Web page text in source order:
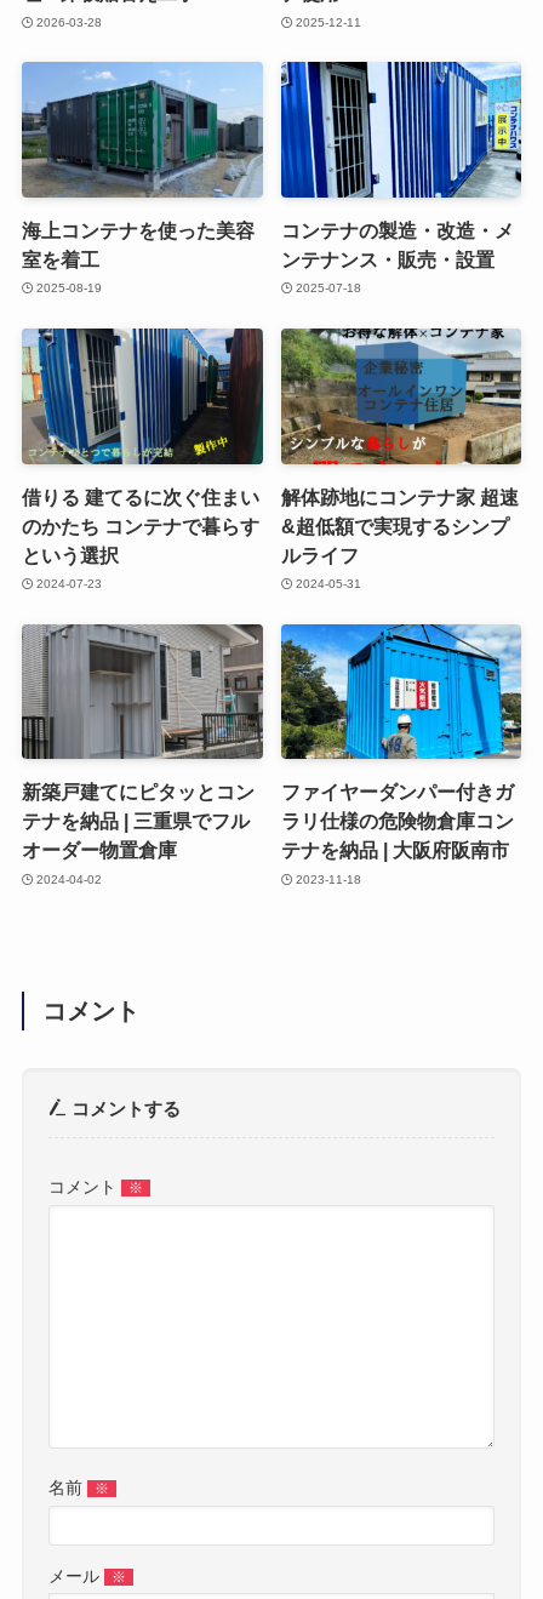
2026-03-28 2025-12-11
海上コンテナを使った美容
室を着工
2025-08-19
コンテナの製造・改造・メ
ンテナンス・販売・設置
2025-07-18
借りる 建てるに次ぐ住まい
のかたち コンテナで暮らす
という選択
2024-07-23
解体跡地にコンテナ家 超速
&超低額で実現するシンプ
ルライフ
2024-05-31
新築戸建てにピタッとコン
テナを納品 | 三重県でフル
オーダー物置倉庫
2024-04-02
ファイヤーダンパー付きガ
ラリ仕様の危険物倉庫コン
テナを納品 | 大阪府阪南市
2023-11-18
コメント
コメントする
コメント ※
名前 ※
メール ※